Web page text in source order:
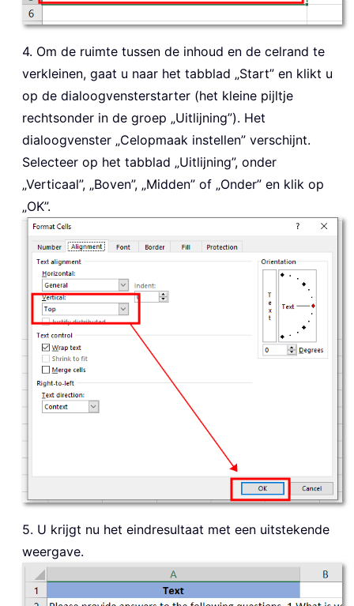
4. Om de ruimte tussen de inhoud en de celrand te
verkleinen, gaat u naar het tabblad „Start” en klikt u
op de dialoogvensterstarter (het kleine pijltje
rechtsonder in de groep „Uitlijning”). Het
dialoogvenster „Celopmaak instellen” verschijnt.
Selecteer op het tabblad „Uitlijning”, onder
„Verticaal”, „Boven”, „Midden” of „Onder” en klik op
„OK”.
5. U krijgt nu het eindresultaat met een uitstekende
weergave.